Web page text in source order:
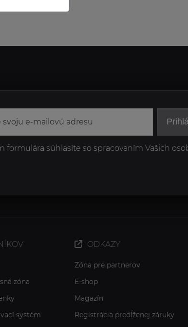
formulára súhlasíte so spracovaním Vašich
zóna
systém
ODKAZY
Zóna pre partnerov
E-shop
Magazín
Registrácia predĺženej záruky